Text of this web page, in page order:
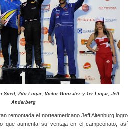
Sued, 2do Lugar, Victor Gonzalez y 1er Lugar, Jeff
Anderberg
remontada el norteamericano Jeff Altenburg logro
que aumenta su ventaja en el campeonato, así